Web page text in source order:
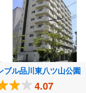
ブル品川東八ツ山公園
4.07